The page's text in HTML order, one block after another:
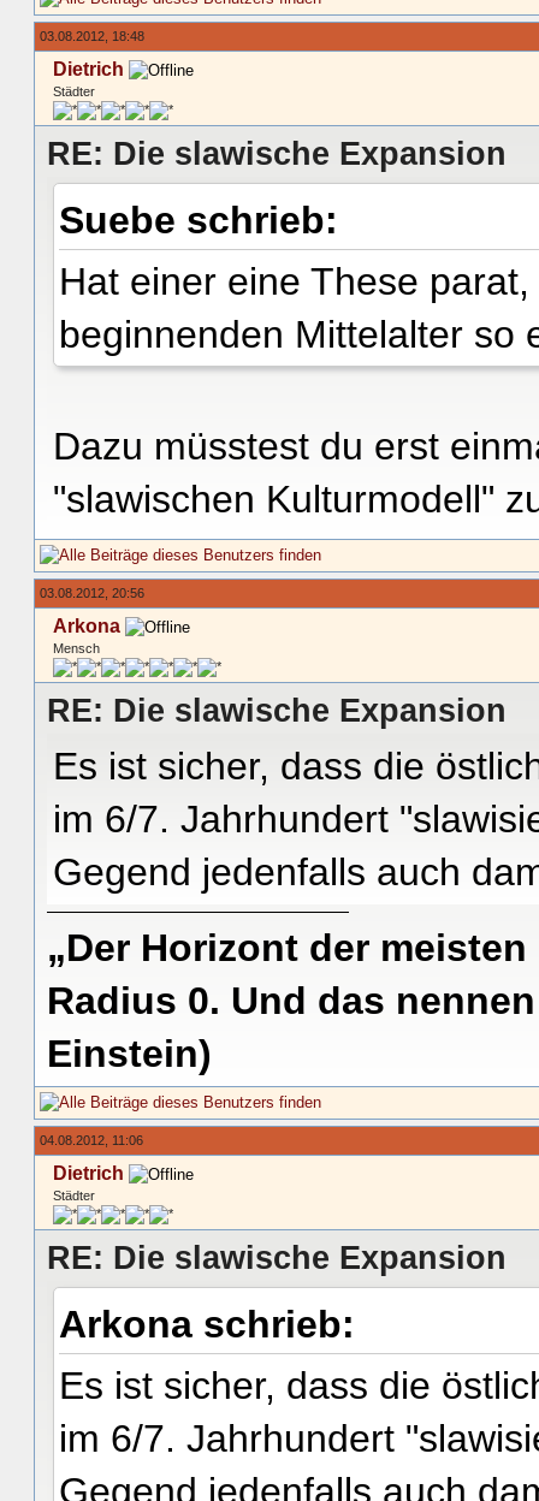
03.08.2012, 18:48
Dietrich
Städter
RE: Die slawische Expansion
Suebe schrieb:
Hat einer eine These
beginnenden Mittelalter so
Dazu müsstest du erst
"slawischen Kulturmodell"
03.08.2012, 20:56
Arkona
Mensch
RE: Die slawische Expansion
Es ist sicher, dass die
im 6/7. Jahrhundert
Gegend jedenfalls auch
„Der Horizont der
Radius 0. Und das
Einstein)
04.08.2012, 11:06
Dietrich
Städter
RE: Die slawische Expansion
Arkona schrieb:
Es ist sicher, dass die
im 6/7. Jahrhundert
Gegend jedenfalls auch